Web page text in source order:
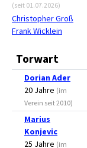
(seit 01.07.2026)
Christopher Groß
Frank Wicklein
Torwart
Dorian Ader
20 Jahre (im
Verein seit 2010)
Marius
Konjevic
25 Jahre (im